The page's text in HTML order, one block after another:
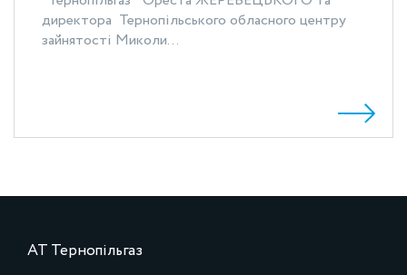
директора Тернопільського обласного центру
зайнятості Миколи...
АТ Тернопільгаз